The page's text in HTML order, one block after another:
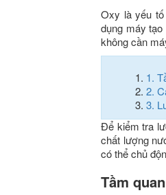
Oxy là yếu
dụng máy
không cần
1.
2.
3.
Để kiểm tra
chất lượng
có thể chủ
Tầm